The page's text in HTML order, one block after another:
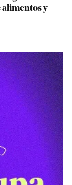
alimentos y